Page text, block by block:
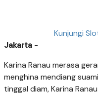
Kunjungi
Jakarta -
Karina Ranau merasa
menghina mendiang
tinggal diam, Karina